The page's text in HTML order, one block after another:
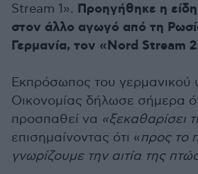
Stream 1». Προηγήθηκε η
στον άλλο αγωγό από τη
Γερμανία, τον «Nord Stream
Εκπρόσωπος του γερμανικού
Οικονομίας δήλωσε σήμερα
προσπαθεί να «ξεκαθαρίσει
επισημαίνοντας ότι «προς το
γνωρίζουμε την αιτία της